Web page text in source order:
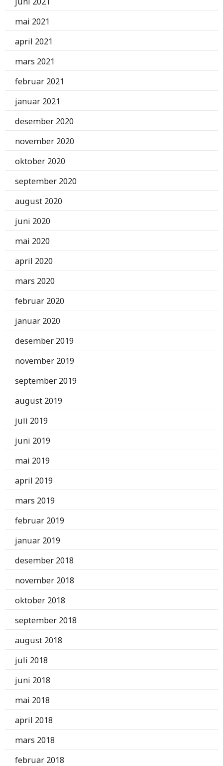
mai 2021
april 2021
mars 2021
februar 2021
januar 2021
desember 2020
november 2020
oktober 2020
september 2020
august 2020
juni 2020
mai 2020
april 2020
mars 2020
februar 2020
januar 2020
desember 2019
november 2019
september 2019
august 2019
juli 2019
juni 2019
mai 2019
april 2019
mars 2019
februar 2019
januar 2019
desember 2018
november 2018
oktober 2018
september 2018
august 2018
juli 2018
juni 2018
mai 2018
april 2018
mars 2018
februar 2018